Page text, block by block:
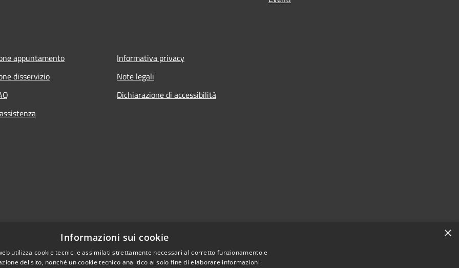
appuntamento
disservizio
Informativa privacy
Note legali
Dichiarazione di accessibilità
×
Informazioni sui cookie
utilizza cookie tecnici e assimilati strettamente necessari al corretto funzionamento e
del sito, nonché un cookie tecnico analitico al solo fine di elaborare informazioni